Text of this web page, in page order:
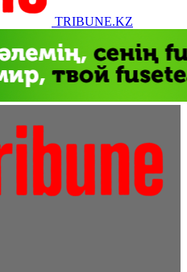
TRIBUNE.KZ